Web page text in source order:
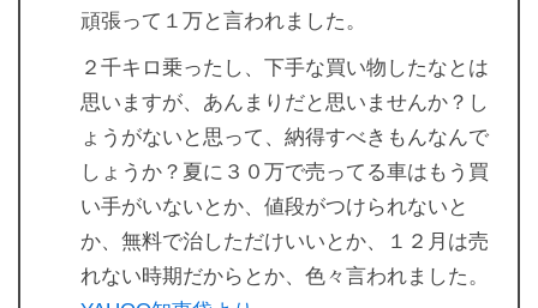
頑張って１万と言われました。
２千キロ乗ったし、下手な買い物したなとは
思いますが、あんまりだと思いませんか？し
ょうがないと思って、納得すべきもんなんで
しょうか？夏に３０万で売ってる車はもう買
い手がいないとか、値段がつけられないと
か、無料で治しただけいいとか、１２月は売
れない時期だからとか、色々言われました。